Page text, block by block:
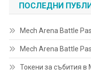
ПОСЛЕДНИ
Mech Arena Battle
Mech Arena Battle
Токени за събития в